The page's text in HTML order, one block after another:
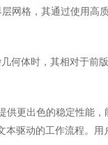
网格，其通过使用高
何体时，其相对于前
更出色的稳定性能
驱动的工作流程。